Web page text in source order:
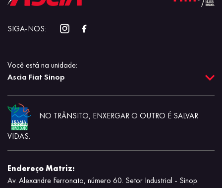
SIGA-NOS:
Você está na unidade:
Ascia Fiat Sinop
NO TRÂNSITO, ENXERGAR O OUTRO É SALVAR
VIDAS.
Endereço Matriz:
Av. Alexandre Ferronato, número 60. Setor Industrial - Sinop.